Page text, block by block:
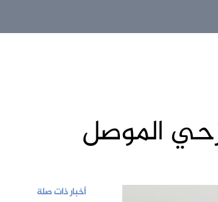
الموصل
أخبار ذات صلة